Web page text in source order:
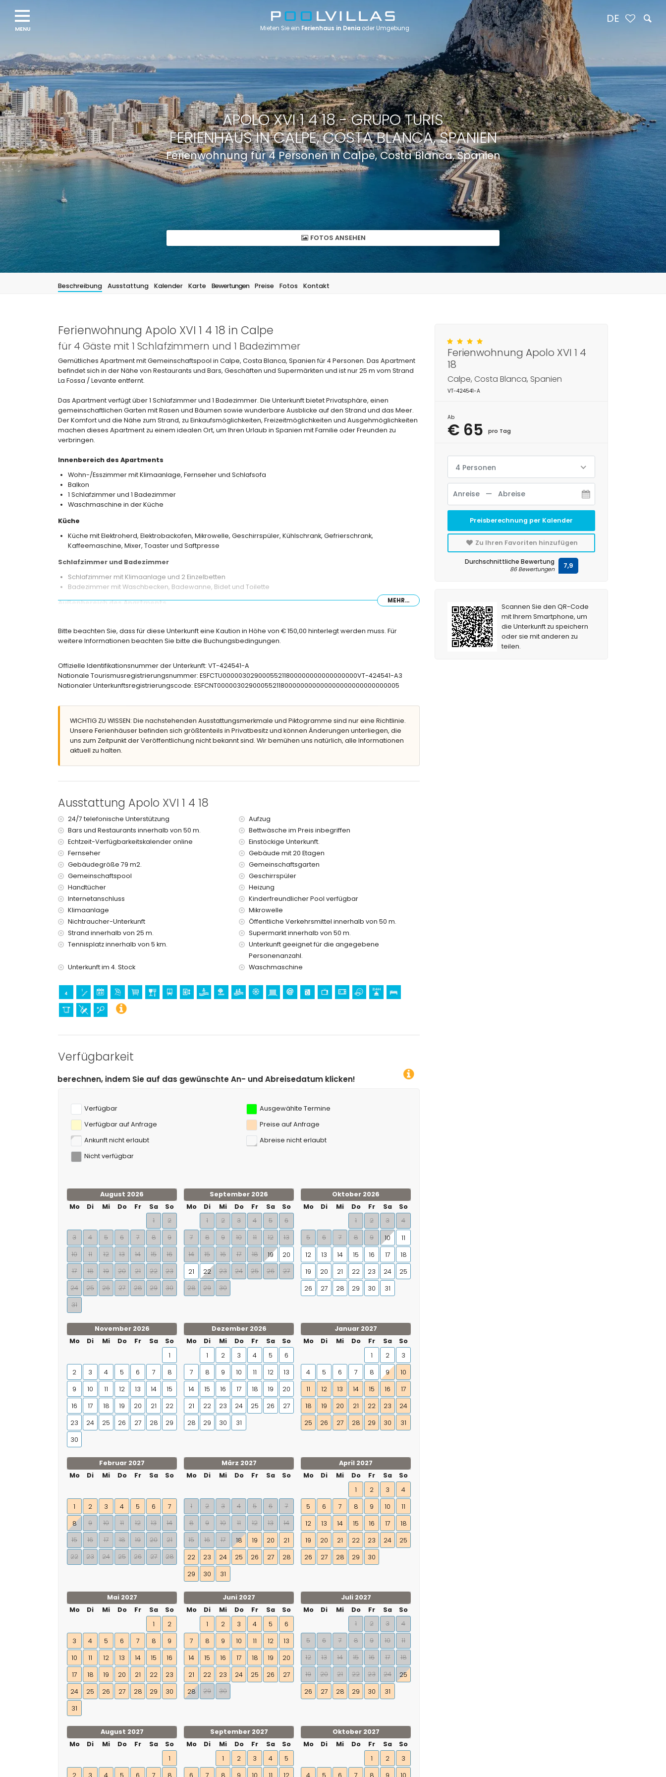
APOLO XVI 1 4 18 - GRUPO TURIS
FERIENHAUS IN CALPE, COSTA BLANCA, SPANIEN
Ferienwohnung für 4 Personen in Calpe, Costa Blanca, Spanien
FOTOS ANSEHEN
Beschreibung Ausstattung Kalender Karte Bewertungen Preise Fotos Kontakt
Ferienwohnung Apolo XVI 1 4 18 in Calpe
für 4 Gäste mit 1 Schlafzimmern und 1 Badezimmer
Gemütliches Apartment mit Gemeinschaftspool in Calpe, Costa Blanca, Spanien für 4 Personen. Das Apartment
befindet sich in der Nähe von Restaurants und Bars, Geschäften und Supermärkten und ist nur 25 m vom Strand
La Fossa / Levante entfernt.
Das Apartment verfügt über 1 Schlafzimmer und 1 Badezimmer. Die Unterkunft bietet Privatsphäre, einen
gemeinschaftlichen Garten mit Rasen und Bäumen sowie wunderbare Ausblicke auf den Strand und das Meer.
Der Komfort und die Nähe zum Strand, zu Einkaufsmöglichkeiten, Freizeitmöglichkeiten und Ausgehmöglichkeiten
machen dieses Apartment zu einem idealen Ort, um Ihren Urlaub in Spanien mit Familie oder Freunden zu
verbringen.
Innenbereich des Apartments
Wohn-/Esszimmer mit Klimaanlage, Fernseher und Schlafsofa
Balkon
1 Schlafzimmer und 1 Badezimmer
Waschmaschine in der Küche
Küche
Küche mit Elektroherd, Elektrobackofen, Mikrowelle, Geschirrspüler, Kühlschrank, Gefrierschrank,
Kaffeemaschine, Mixer, Toaster und Saftpresse
Schlafzimmer und Badezimmer
Schlafzimmer mit Klimaanlage und 2 Einzelbetten
Badezimmer mit Waschbecken, Badewanne, Bidet und Toilette
Außenbereich des Apartments
lagunenförmiger Gemeinschaftspool
Kinderpool
gemeinschaftlicher Garten mit Rasen und Bäumen
Weitere Informationen
nächste Stadt: Calpe (innerhalb von 1000 Metern vom Apartment)
nächster Flughafen: El Altet (Alicante) (innerhalb von 100 Kilometern vom Apartment)
öffentliche Verkehrsmittel in der Nähe: Bus innerhalb von 50 Metern
Rauchen ist nicht erlaubt
Haustiere sind nicht erlaubt
Das Gebäude, in dem sich die Unterkunft befindet, verfügt über einen Aufzug.
Bügeleisen und Bügelbrett
Bettwäsche und Handtücher
24-Stunden-Notdienst
Ausstattungen und Dienstleistungen gegen Aufpreis
Zentralheizung
Unterhaltung und Freizeitaktivitäten für Ihren Urlaub in Calpe, Costa Blanca
Bar und Promenade (innerhalb von 500 Metern vom Haus)
Themenpark (Terra Mítica), Zoo (Terra Natura und Mundomar) und Wasserpark (Aqua Natura und
Aqualandia) (innerhalb von 10 Kilometern vom Haus)
Sport
Tennis (innerhalb von 5 Kilometern vom Apartment)
MEHR...
Bitte beachten Sie, dass für diese Unterkunft eine Kaution in Höhe von € 150,00 hinterlegt werden muss. Für
weitere Informationen beachten Sie bitte die Buchungsbedingungen.
Offizielle Identifikationsnummer der Unterkunft: VT-424541-A
Nationale Tourismusregistrierungsnummer: ESFCTU00000302900055211800000000000000000VT-424541-A3
Nationaler Unterkunftsregistrierungscode: ESFCNT00000302900055211800000000000000000000000000005
WICHTIG ZU WISSEN: Die nachstehenden Ausstattungsmerkmale und Piktogramme sind nur eine Richtlinie.
Unsere Ferienhäuser befinden sich größtenteils in Privatbesitz und können Änderungen unterliegen, die
uns zum Zeitpunkt der Veröffentlichung nicht bekannt sind. Wir bemühen uns natürlich, alle Informationen
aktuell zu halten.
Ausstattung Apolo XVI 1 4 18
24/7 telefonische Unterstützung
Aufzug
Bars und Restaurants innerhalb von 50 m.
Bettwäsche im Preis inbegriffen
Echtzeit-Verfügbarkeitskalender online
Einstöckige Unterkunft.
Fernseher
Gebäude mit 20 Etagen
Gebäudegröße 79 m2.
Gemeinschaftsgarten
Gemeinschaftspool
Geschirrspüler
Handtücher
Heizung
Internetanschluss
Kinderfreundlicher Pool verfügbar
Klimaanlage
Mikrowelle
Nichtraucher-Unterkunft
Öffentliche Verkehrsmittel innerhalb von 50 m.
Strand innerhalb von 25 m.
Supermarkt innerhalb von 50 m.
Tennisplatz innerhalb von 5 km.
Unterkunft geeignet für die angegebene
Personenanzahl.
Unterkunft im 4. Stock
Waschmaschine
Verfügbarkeit
indem Sie auf das gewünschte An- und Abreisedatum klicken!
Verfügbar
Ausgewählte Termine
Verfügbar auf Anfrage
Preise auf Anfrage
Ankunft nicht erlaubt
Abreise nicht erlaubt
Nicht verfügbar
August 2026
Mo
Di Mi Do Fr Sa
So
1
2
3
4 5 6 7 8
9
10
11 12 13 14 15
16
17
18 19 20 21 22
23
24
25 26 27 28 29
30
31
September 2026
Mo
Di Mi Do Fr Sa
So
1
2 3 4 5
6
7
8 9 10 11 12
13
14
15 16 17 18 19
20
21
22 23 24 25 26
27
28
29 30
Oktober 2026
Mo
Di Mi Do Fr Sa
So
1
2 3
4
5
6 7 8 9 10
11
12
13 14 15 16 17
18
19
20 21 22 23 24
25
26
27 28 29 30 31
November 2026
Mo
Di Mi Do Fr Sa
So
1
2
3 4 5 6 7
8
9
10 11 12 13 14
15
16
17 18 19 20 21
22
23
24 25 26 27 28
29
30
Dezember 2026
Mo
Di Mi Do Fr Sa
So
1
2 3 4 5
6
7
8 9 10 11 12
13
14
15 16 17 18 19
20
21
22 23 24 25 26
27
28
29 30 31
Januar 2027
Mo
Di Mi Do Fr Sa
So
1
2
3
4
5 6 7 8 9
10
11
12 13 14 15 16
17
18
19 20 21 22 23
24
25
26 27 28 29 30 31
Februar 2027
Mo
Di Mi Do Fr Sa So
1 2 3 4 5 6
7
8
9 10 11 12 13
14
15
16 17 18 19 20
21
22
23 24 25 26 27 28
März 2027
Mo
Di Mi Do Fr Sa So
1 2 3 4 5 6
7
8
9 10 11 12 13
14
15
16 17 18 19 20
21
22
23 24 25 26 27
28
29
30 31
April 2027
Mo
Di Mi Do Fr Sa
So
1
2 3
4
5
6 7 8 9 10
11
12
13 14 15 16 17
18
19
20 21 22 23 24
25
26
27 28 29 30
Mai 2027
Mo
Di Mi Do Fr Sa
So
1
2
3
4 5 6 7 8
9
10
11 12 13 14 15
16
17
18 19 20 21 22
23
24
25 26 27 28 29
30
31
Juni 2027
Mo
Di Mi Do Fr Sa
So
1
2 3 4 5
6
7
8 9 10 11 12
13
14
15 16 17 18 19
20
21
22 23 24 25 26
27
28
29 30
Juli 2027
Mo
Di Mi Do Fr Sa
So
1
2 3
4
5
6 7 8 9 10
11
12
13 14 15 16 17
18
19
20 21 22 23 24
25
26
27 28 29 30 31
August 2027
Mo
Di Mi Do Fr Sa
So
1
2
3 4 5 6 7 8
September 2027
Mo
Di Mi Do Fr Sa
So
1
2 3 4
5
6
7 8 9 10 11 12
Oktober 2027
Mo
Di Mi Do Fr Sa
So
1
2
3
4
5 6 7 8 9 10
Ferienwohnung Apolo XVI 1 4
18
Calpe, Costa Blanca, Spanien
VT-424541-A
Ab
€ 65 pro Tag
4 Personen
Preisberechnung per Kalender
Zu Ihren Favoriten hinzufügen
Durchschnittliche Bewertung
86 Bewertungen 7,9
Scannen Sie den QR-Code
mit Ihrem Smartphone, um
die Unterkunft zu speichern
oder sie mit anderen zu
teilen.
Mieten Sie ein Ferienhaus in Deniaoder Umgebung
DE